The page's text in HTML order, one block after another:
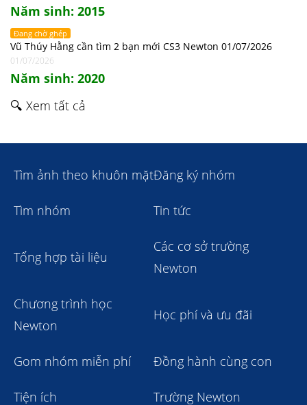
Năm sinh: 2015
Đang chờ ghép
Vũ Thúy Hằng cần tìm 2 bạn mới CS3 Newton 01/07/2026
01/07/2026
Năm sinh: 2020
🔍 Xem tất cả
Tìm ảnh theo khuôn mặtĐăng ký nhóm
Tìm nhóm Tin tức
Tổng hợp tài liệu
Các cơ sở trường
Newton
Chương trình học
Newton
Học phí và ưu đãi
Gom nhóm miễn phí Đồng hành cùng con
Tiện ích Trường Newton